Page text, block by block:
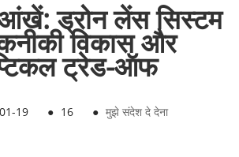
ड्रोन लेंस सिस्टम
विकास और
ट्रेड-ऑफ
19 ● 16 ● मुझे संदेश दे देना